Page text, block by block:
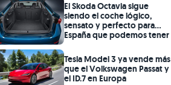
El Skoda Octavia sigue
siendo el coche lógico,
sensato y perfecto para
España que podemos tener
Tesla Model 3 ya vende más
que el Volkswagen Passat y
el ID.7 en Europa